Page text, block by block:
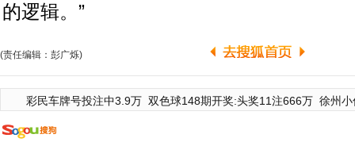
的逻辑。”
(责任编辑：彭广烁)
彩民车牌号投注中3.9万 双色球148期开奖:头奖11注666万 徐州